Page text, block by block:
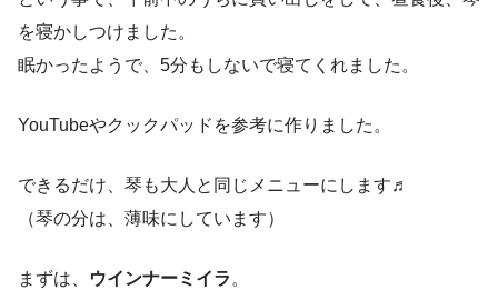
を寝かしつけました。
眠かったようで、5分もしないで寝てくれました。
YouTubeやクックパッドを参考に作りました。
できるだけ、琴も大人と同じメニューにします♬
（琴の分は、薄味にしています）
まずは、 ウインナーミイラ 。